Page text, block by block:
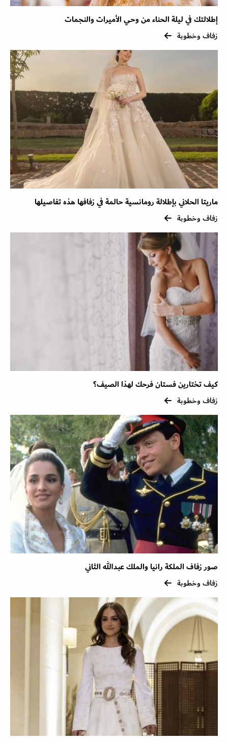
إطلالتك في ليلة الحناء من وحي الأميرات والنجمات
زفاف وخطوبة
ماريتا الحلاني بإطلالة رومانسية حالمة في زفافها هذه تفاصيلها
زفاف وخطوبة
كيف تختارين فستان فرحك لهذا الصيف؟
زفاف وخطوبة
صور زفاف الملكة رانيا والملك عبدالله الثاني
زفاف وخطوبة